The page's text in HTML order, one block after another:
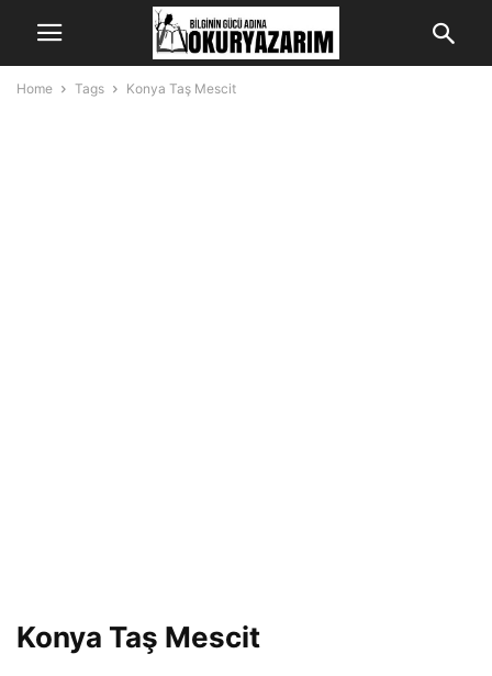
Home Tags Konya Taş Mescit
Konya Taş Mescit